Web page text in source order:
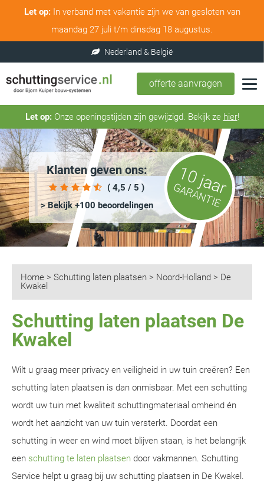
Let op:In verband met vakantie zijn we van gesloten van
maandag 27 juli t/m dinsdag 18 augustus.
offerte aanvragen
Let op:Onze openingstijden zijn gewijzigd. Bekijk ze hier!
Klanten geven ons:
( 4,5 / 5 )
> Bekijk +100 beoordelingen
10 jaar
GARANTIE
Home > Schutting laten plaatsen > Noord-Holland > De
Kwakel
Schutting laten plaatsen De
Kwakel
Wilt u graag meer privacy en veiligheid in uw tuin creëren? Een
schutting laten plaatsen is dan onmisbaar. Met een schutting
wordt uw tuin met kwaliteit schuttingmateriaal omheind én
wordt het aanzicht van uw tuin versterkt. Doordat een
schutting in weer en wind moet blijven staan, is het belangrijk
een schutting te laten plaatsen door vakmannen. Schutting
Service helpt u graag bij uw schutting plaatsen in De Kwakel.